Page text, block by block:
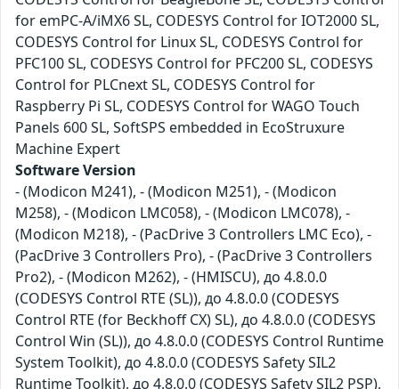
for emPC-A/iMX6 SL, CODESYS Control for IOT2000 SL,
CODESYS Control for Linux SL, CODESYS Control for
PFC100 SL, CODESYS Control for PFC200 SL, CODESYS
Control for PLCnext SL, CODESYS Control for
Raspberry Pi SL, CODESYS Control for WAGO Touch
Panels 600 SL, SoftSPS embedded in EcoStruxure
Machine Expert
Software Version
- (Modicon M241), - (Modicon M251), - (Modicon
M258), - (Modicon LMC058), - (Modicon LMC078), -
(Modicon M218), - (PacDrive 3 Controllers LMC Eco), -
(PacDrive 3 Controllers Pro), - (PacDrive 3 Controllers
Pro2), - (Modicon M262), - (HMISCU), до 4.8.0.0
(CODESYS Control RTE (SL)), до 4.8.0.0 (CODESYS
Control RTE (for Beckhoff CX) SL), до 4.8.0.0 (CODESYS
Control Win (SL)), до 4.8.0.0 (CODESYS Control Runtime
System Toolkit), до 4.8.0.0 (CODESYS Safety SIL2
Runtime Toolkit), до 4.8.0.0 (CODESYS Safety SIL2 PSP),